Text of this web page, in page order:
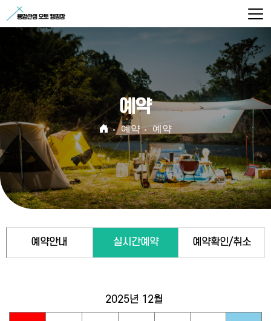
예약
예약 예약
예약안내 실시간예약 예약확인/취소
2025년 12월